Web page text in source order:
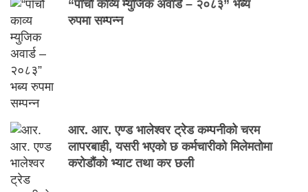
“पाँचौ काव्य म्युजिक अवार्ड – २०८३” भब्य
रुपमा सम्पन्न
आर. आर. एण्ड भालेश्वर ट्रेड कम्पनीको चरम
लापरबाही, यसरी भएको छ कर्मचारीको मिलेमतोमा
करोडौंको भ्याट तथा कर छली